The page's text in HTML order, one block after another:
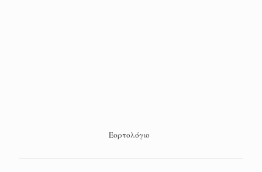
Εορτολόγιο